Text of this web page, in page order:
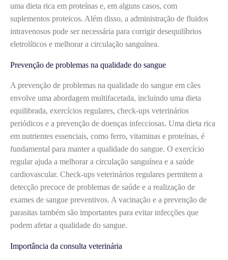
uma dieta rica em proteínas e, em alguns casos, com
suplementos proteicos. Além disso, a administração de fluidos
intravenosos pode ser necessária para corrigir desequilíbrios
eletrolíticos e melhorar a circulação sanguínea.
Prevenção de problemas na qualidade do sangue
A prevenção de problemas na qualidade do sangue em cães
envolve uma abordagem multifacetada, incluindo uma dieta
equilibrada, exercícios regulares, check-ups veterinários
periódicos e a prevenção de doenças infecciosas. Uma dieta rica
em nutrientes essenciais, como ferro, vitaminas e proteínas, é
fundamental para manter a qualidade do sangue. O exercício
regular ajuda a melhorar a circulação sanguínea e a saúde
cardiovascular. Check-ups veterinários regulares permitem a
detecção precoce de problemas de saúde e a realização de
exames de sangue preventivos. A vacinação e a prevenção de
parasitas também são importantes para evitar infecções que
podem afetar a qualidade do sangue.
Importância da consulta veterinária